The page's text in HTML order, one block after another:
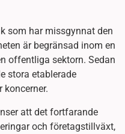
som har missgynnat den
är begränsad inom en
offentliga sektorn. Sedan
stora etablerade
att det fortfarande
och företagstillväxt,